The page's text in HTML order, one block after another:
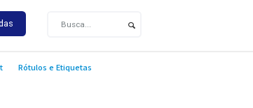
Fale com Vendas
Gráfica Offset